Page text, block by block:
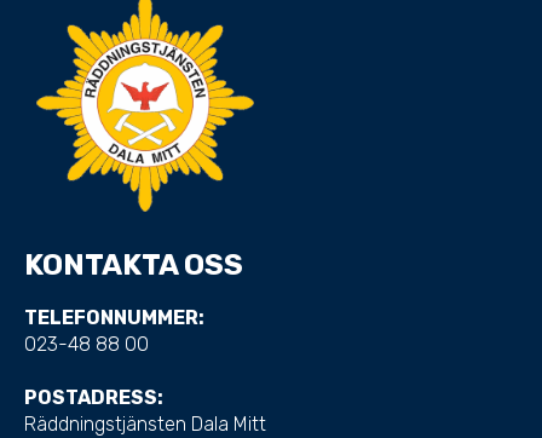
KONTAKTA OSS
TELEFONNUMMER:
023-48 88 00
POSTADRESS:
Räddningstjänsten Dala Mitt